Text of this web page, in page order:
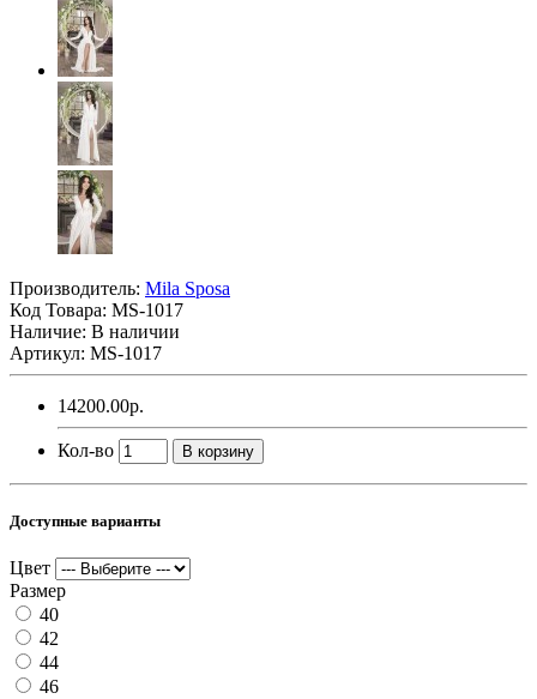
Производитель: Mila Sposa
Код Товара: MS-1017
Наличие: В наличии
Артикул: MS-1017
14200.00р.
Кол-во В корзину
Доступные варианты
Цвет
Размер
40
42
44
46